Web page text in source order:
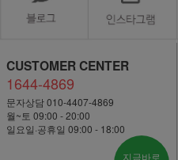
CUSTOMER CENTER
1644-4869
문자상담 010-4407-4869
월~토 09:00 - 20:00
일요일·공휴일 09:00 - 18:00
지금바로